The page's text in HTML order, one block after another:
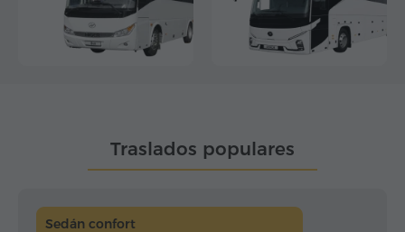
Traslados populares
Sedán confort